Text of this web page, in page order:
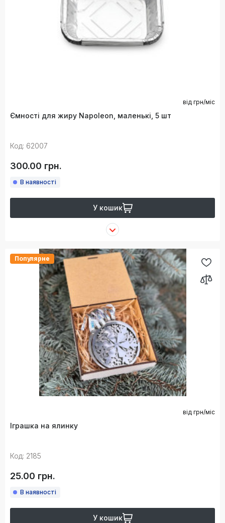
від грн/міс
Ємності для жиру Napoleon, маленькі, 5 шт
Код: 62007
300.00 грн.
В наявності
У кошик
Популярне
від грн/міс
Іграшка на ялинку
Код: 2185
25.00 грн.
В наявності
У кошик